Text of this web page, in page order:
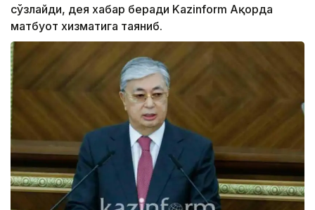
сўзлайди, дея хабар беради Kazinform Ақорда
матбуот хизматига таяниб.